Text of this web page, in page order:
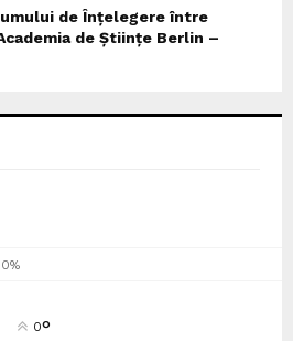
de Înțelegere între
de Științe Berlin –
0%
0°